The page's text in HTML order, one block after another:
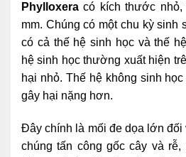
Phylloxera có kích thước
mm. Chúng có một chu kỳ sinh
có cả thế hệ sinh học và thế
hệ sinh học thường xuất hiện
hại nhỏ. Thế hệ không sinh
gây hại nặng hơn.
Đây chính là mối đe dọa lớn
chúng tấn công gốc cây và